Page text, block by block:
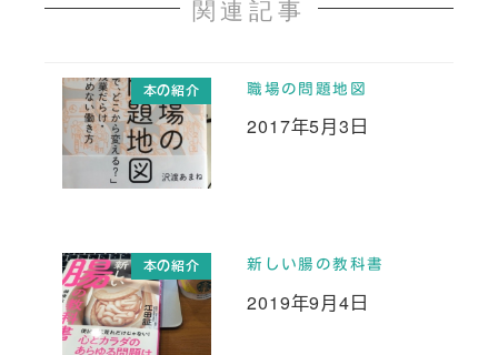
関連記事
本の紹介 職場の問題地図
投稿日
2017年5月3日
本の紹介 新しい腸の教科書
投稿日
2019年9月4日